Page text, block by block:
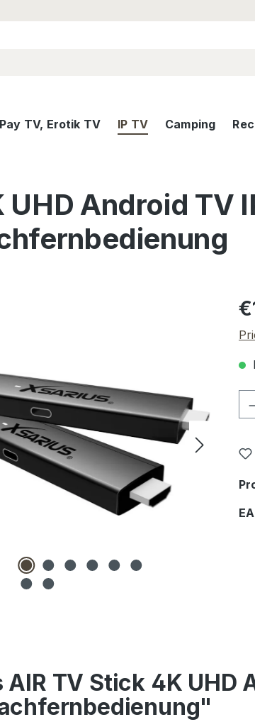
TV, Erotik TV IP TV Camping
Android TV
TV Stick 4K UHD